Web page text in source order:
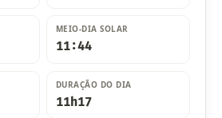
MEIO-DIA SOLAR
11:44
DURAÇÃO DO DIA
11h17